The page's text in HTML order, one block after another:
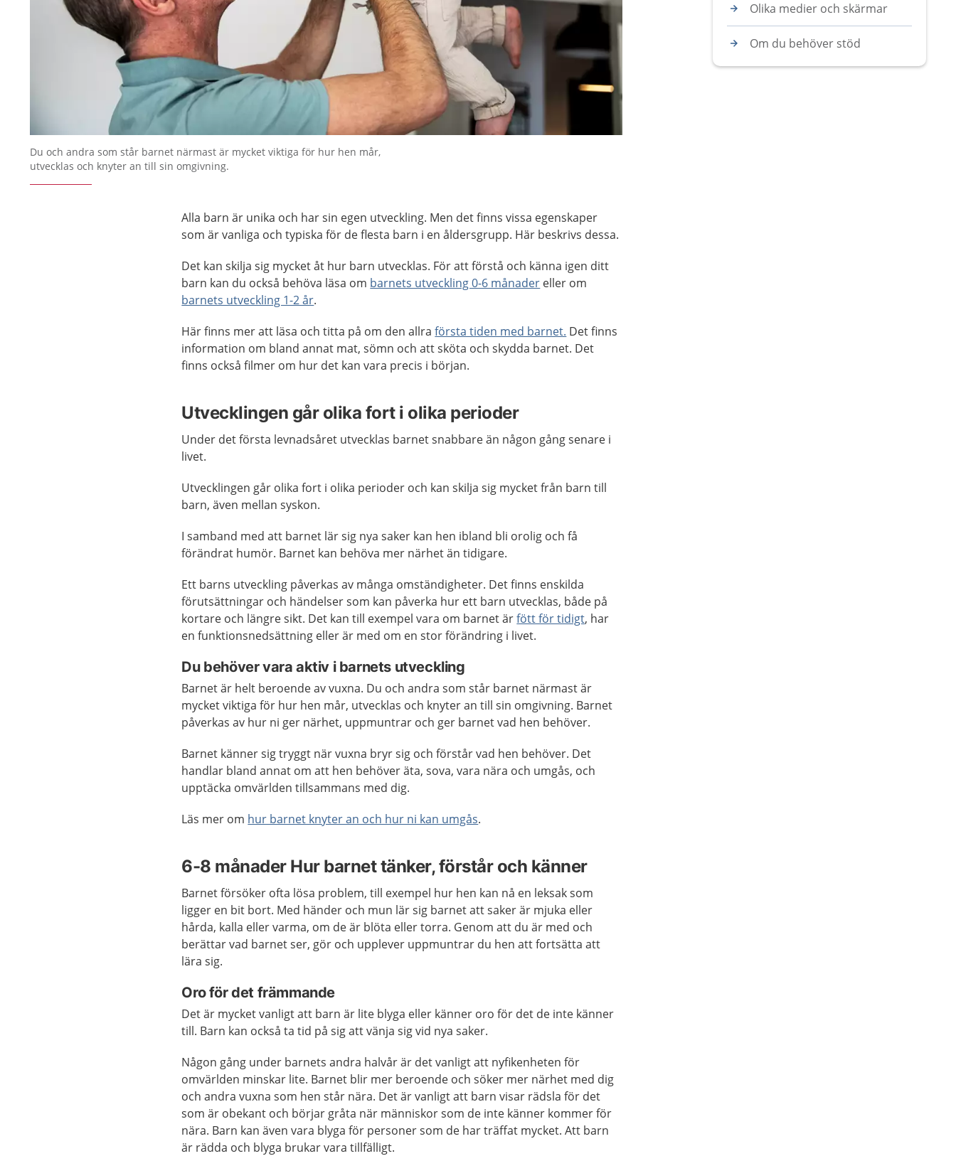
Du och andra som står barnet närmast är mycket viktiga för hur hen mår,
utvecklas och knyter an till sin omgivning.
Alla barn är unika och har sin egen utveckling. Men det finns vissa egenskaper
som är vanliga och typiska för de flesta barn i en åldersgrupp. Här beskrivs dessa.
Det kan skilja sig mycket åt hur barn utvecklas. För att förstå och känna igen ditt
barn kan du också behöva läsa om barnets utveckling 0-6 månader eller om
barnets utveckling 1-2 år.
Här finns mer att läsa och titta på om den allraförsta tiden med barnet. Det finns
information om bland annat mat, sömn och att sköta och skydda barnet. Det
finns också filmer om hur det kan vara precis i början.
Utvecklingen går olika fort i olika perioder
Under det första levnadsåret utvecklas barnet snabbare än någon gång senare i
livet.
Utvecklingen går olika fort i olika perioder och kan skilja sig mycket från barn till
barn, även mellan syskon.
I samband med att barnet lär sig nya saker kan hen ibland bli orolig och få
förändrat humör. Barnet kan behöva mer närhet än tidigare.
Ett barns utveckling påverkas av många omständigheter. Det finns enskilda
förutsättningar och händelser som kan påverka hur ett barn utvecklas, både på
kortare och längre sikt. Det kan till exempel vara om barnet ärfött för tidigt, har
en funktionsnedsättning eller är med om en stor förändring i livet.
Du behöver vara aktiv i barnets utveckling
Barnet är helt beroende av vuxna. Du och andra som står barnet närmast är
mycket viktiga för hur hen mår, utvecklas och knyter an till sin omgivning. Barnet
påverkas av hur ni ger närhet, uppmuntrar och ger barnet vad hen behöver.
Barnet känner sig tryggt när vuxna bryr sig och förstår vad hen behöver. Det
handlar bland annat om att hen behöver äta, sova, vara nära och umgås, och
upptäcka omvärlden tillsammans med dig.
Läs mer om hur barnet knyter an och hur ni kan umgås.
6-8 månader Hur barnet tänker, förstår och känner
Barnet försöker ofta lösa problem, till exempel hur hen kan nå en leksak som
ligger en bit bort. Med händer och mun lär sig barnet att saker är mjuka eller
hårda, kalla eller varma, om de är blöta eller torra. Genom att du är med och
berättar vad barnet ser, gör och upplever uppmuntrar du hen att fortsätta att
lära sig.
Oro för det främmande
Det är mycket vanligt att barn är lite blyga eller känner oro för det de inte känner
till. Barn kan också ta tid på sig att vänja sig vid nya saker.
Någon gång under barnets andra halvår är det vanligt att nyfikenheten för
omvärlden minskar lite. Barnet blir mer beroende och söker mer närhet med dig
och andra vuxna som hen står nära. Det är vanligt att barn visar rädsla för det
som är obekant och börjar gråta när människor som de inte känner kommer för
nära. Barn kan även vara blyga för personer som de har träffat mycket. Att barn
är rädda och blyga brukar vara tillfälligt.
Olika medier och skärmar
Om du behöver stöd